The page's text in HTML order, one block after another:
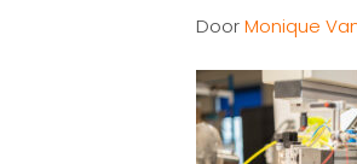
DoorMonique